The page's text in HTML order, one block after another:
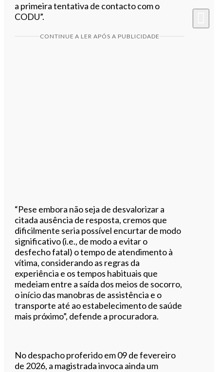
a primeira tentativa de contacto com o
CODU”.
CONTINUE A LER APÓS A PUBLICIDADE
“Pese embora não seja de desvalorizar a
citada ausência de resposta, cremos que
dificilmente seria possível encurtar de modo
significativo (i.e., de modo a evitar o
desfecho fatal) o tempo de atendimento à
vítima, considerando as regras da
experiência e os tempos habituais que
medeiam entre a saída dos meios de socorro,
o início das manobras de assistência e o
transporte até ao estabelecimento de saúde
mais próximo”, defende a procuradora.
No despacho proferido em 09 de fevereiro
de 2026, a magistrada invoca ainda um